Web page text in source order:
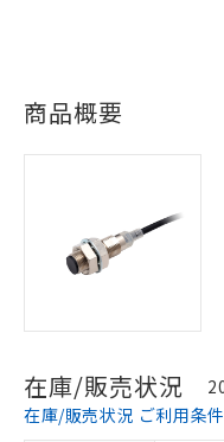
商品概要
在庫/販売状況
在庫/販売状況 ご利用条件